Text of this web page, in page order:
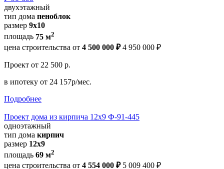
двухэтажный
тип дома пеноблок
размер 9x10
площадь 75 м2
цена строительства от 4 500 000 ₽ 4 950 000 ₽
Проект от 22 500 р.
в ипотеку от 24 157р/мес.
Подробнее
Проект дома из кирпича 12х9 Ф-91-445
одноэтажный
тип дома кирпич
размер 12х9
площадь 69 м2
цена строительства от 4 554 000 ₽ 5 009 400 ₽